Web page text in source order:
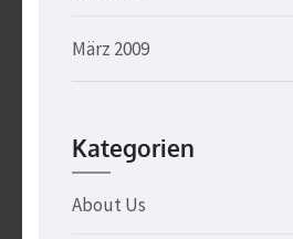
März 2009
Kategorien
About Us